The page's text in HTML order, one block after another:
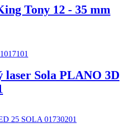
Tony 12 - 35 mm
Sola PLANO 3D